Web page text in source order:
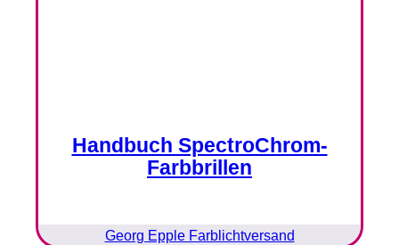
Handbuch SpectroChrom-
Farbbrillen
Georg Epple Farblichtversand